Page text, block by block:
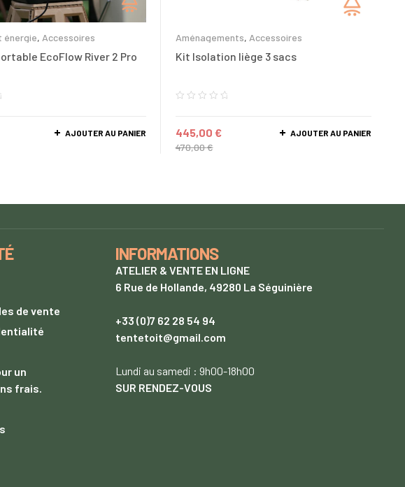
énergie, Accessoires
EcoFlow River 2 Pro
AJOUTER AU PANIER
Aménagements, Accessoires
Kit Isolation liège 3 sacs
470,00€
445,00 € AJOUTER AU PANIER
de vente
un
frais.
INFORMATIONS
ATELIER & VENTE EN LIGNE
6 Rue de Hollande, 49280 La Séguinière
+33 (0)7 62 28 54 94
tentetoit@gmail.com
Lundi au samedi : 9h00-18h00
SUR RENDEZ-VOUS